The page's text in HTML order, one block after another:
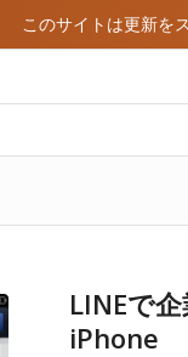
このサイトは更新を
LINEで
iPhone